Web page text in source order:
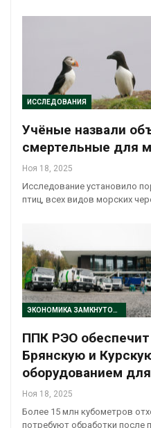
ИССЛЕДОВАНИЯ
Учёные назвали
смертельные для
Ноя 18, 2025
Исследование установило
птиц, всех видов морских
ЭКОНОМИКА ЗАМКНУТОГО ЦИКЛА
ППК РЭО
Брянскую и
оборудованием
Ноя 18, 2025
Более 15 млн кубометров
потребуют обработки после